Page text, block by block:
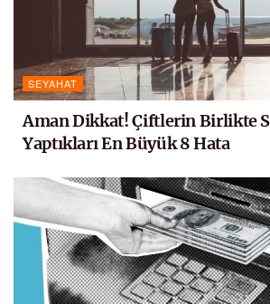
SEYAHAT
Aman Dikkat! Çiftlerin Birlikte
Yaptıkları En Büyük 8 Hata